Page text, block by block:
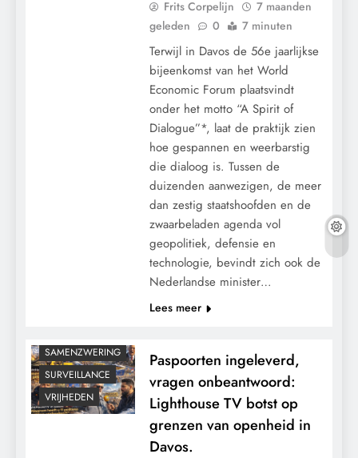
Frits Corpelijn
7 maanden
geleden
0 7 minuten
Terwijl in Davos de 56e jaarlijkse
bijeenkomst van het World
Economic Forum plaatsvindt
onder het motto “A Spirit of
Dialogue”*, laat de praktijk zien
hoe gespannen en weerbarstig
die dialoog is. Tussen de
duizenden aanwezigen, de meer
dan zestig staatshoofden en de
zwaarbeladen agenda vol
geopolitiek, defensie en
technologie, bevindt zich ook de
Nederlandse minister…
Lees meer
SAMENZWERING
SURVEILLANCE
VRIJHEDEN
Paspoorten ingeleverd,
vragen onbeantwoord:
Lighthouse TV botst op
grenzen van openheid in
Davos.